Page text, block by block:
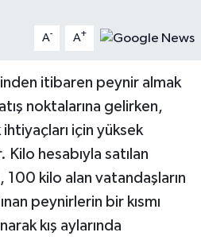
A- A+
itibaren peynir almak
noktalarına gelirken,
ihtiyaçları için yüksek
hesabıyla satılan
kilo alan vatandaşların
peynirlerin bir kısmı
kış aylarında